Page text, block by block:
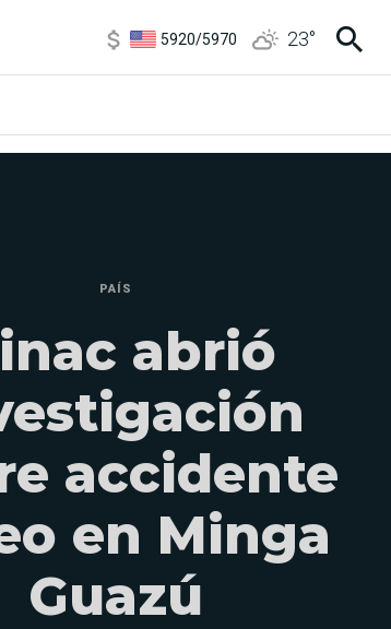
1120/1160
23°
PAÍS
abrió
accidente
en Minga
Guazú